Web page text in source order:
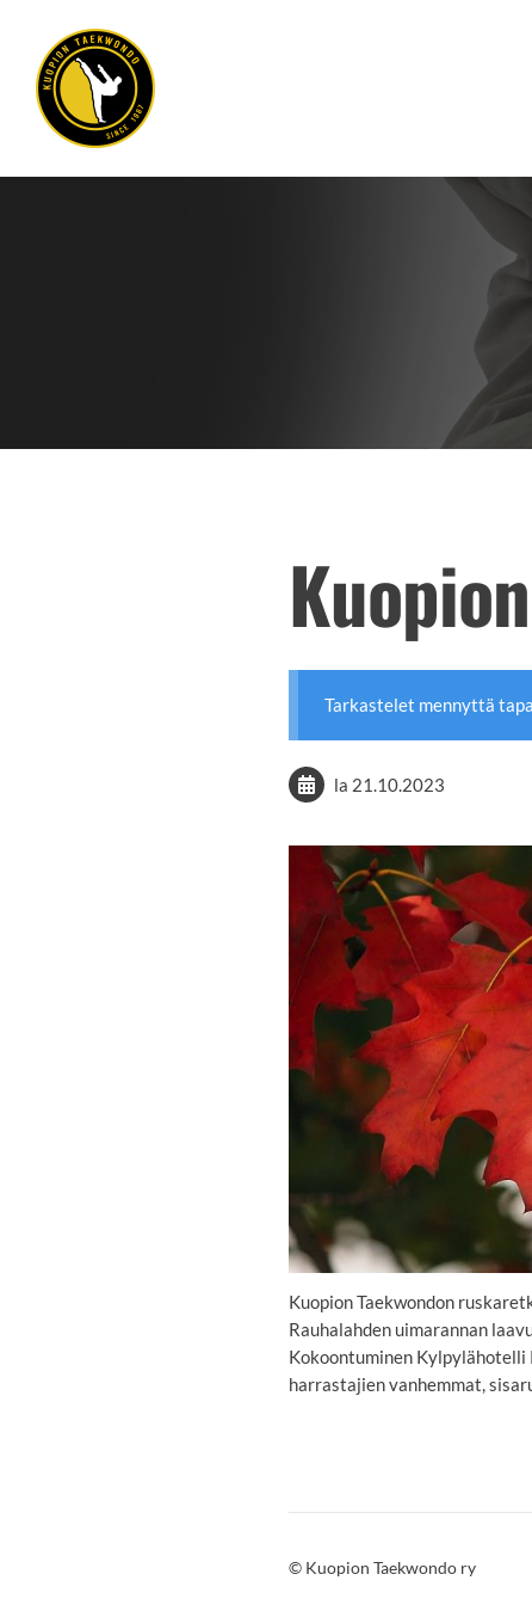
sivun
sisältöön
Kuopion Taekwondo ry
Tarkastelet mennyttä
la 21.10.2023
Kuopion Taekwondon
Rauhalahden uimarannan
Kokoontuminen
harrastajien vanhemmat,
© Kuopion Taekwondo ry